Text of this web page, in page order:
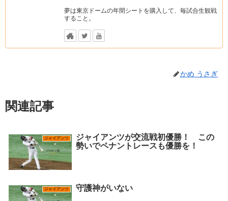
夢は東京ドームの年間シートを購入して、毎試合生観戦
すること。
かめ うさぎ
関連記事
ジャイアンツ
ジャイアンツが交流戦初優勝！ この
勢いでペナントレースも優勝を！
ジャイアンツ 守護神がいない